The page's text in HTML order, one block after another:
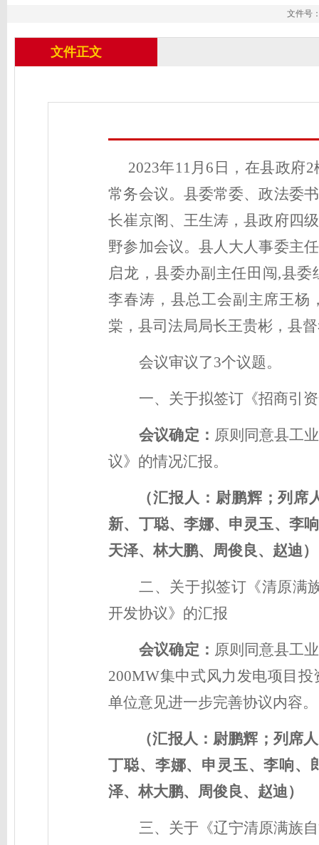
文件号
文件正文
2023年11 月 6 日，在县政府2
常务会议。 县委常委、政法委
长崔京阁、王生涛，县政府四
野参加会议。县人大人事委主
启龙，县委办副主任田闯,县
李春涛，县总工会副主席王杨
棠，县司法局局长王贵彬，县
会议审议了3个议题。
一、关于拟签订《招商引
会议确定： 原则同意县工
议》的情况汇报。
（汇报人： 尉鹏辉 ；列席
新、丁聪、李娜、申灵玉、李
天泽、林大鹏、周俊良、赵迪）
二、 关于拟签订《清原满
开发协议》的汇报
会议确定： 原则同意县工
200MW集中式风力发电项目
单位意见进一步完善协议内容。
（汇报人： 尉鹏辉 ；列席人
丁聪、李娜、申灵玉、李响、
泽、林大鹏、周俊良、赵迪）
三、关于《辽宁清原满族